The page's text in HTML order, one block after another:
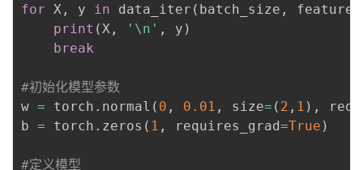
for X , y in data_iter ( batch_size , features
print ( X , '\n' , y )
break
#初始化模型参数
w = torch . normal ( 0 , 0.01 , size= ( 2 , 1 ) ,
b = torch . zeros ( 1 , requires_grad=True )
#定义模型